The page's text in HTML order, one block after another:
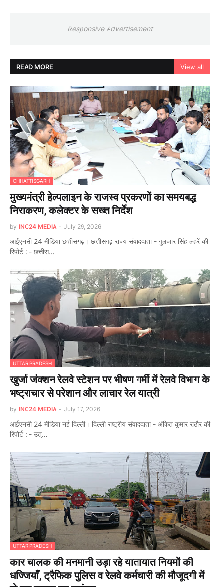
Responsive Advertisement
READ MORE View all
CHHATTISGARH
मुख्यमंत्री हेल्पलाइन के राजस्व प्रकरणों का समयबद्ध
निराकरण, कलेक्टर के सख्त निर्देश
by INC24 MEDIA - July 29, 2026
आईएनसी 24 मीडिया छत्तीसगढ़। छत्तीसगढ़ राज्य संवाददाता - गुलजार सिंह लहरें की
रिपोर्ट : - छत्तीस…
UTTAR PRADESH
खुर्जा जंक्शन रेलवे स्टेशन पर भीषण गर्मी में रेलवे विभाग के
भष्ट्राचार से परेशान और लाचार रेल यात्री
by INC24 MEDIA - July 17, 2026
आईएनसी 24 मीडिया नई दिल्ली। दिल्ली राष्ट्रीय संवाददाता - अंकित कुमार राठौर की
रिपोर्ट : - उत्…
UTTAR PRADESH
कार चालक की मनमानी उड़ा रहे यातायात नियमों की
धज्जियाँ, ट्रैफिक पुलिस व रेलवे कर्मचारी की मौजूदगी में